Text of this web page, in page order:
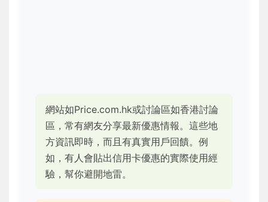
網站如Price.com.hk或討論區如香港討論
區，常有網友分享最新優惠情報。這些地
方資訊即時，而且有真實用戶回饋。例
如，有人會貼出信用卡優惠的實際使用經
驗，幫你避開地雷。